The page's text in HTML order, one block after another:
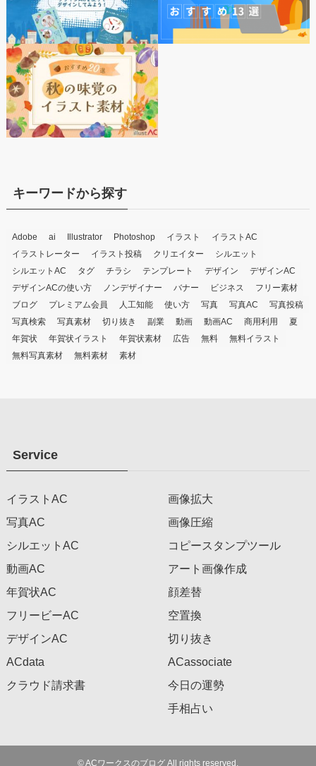
キーワードから探す
Adobe ai Illustrator Photoshop イラスト
イラストAC
イラストレーター
イラスト投稿 クリエイター
シルエット
シルエットAC
タグ チラシ テンプレート デザイン
デザインAC
デザインACの使い方
ノンデザイナー バナー ビジネス
フリー素材
ブログ
プレミアム会員 人工知能 使い方 写真 写真AC
写真投稿
写真検索
写真素材 切り抜き 副業 動画 動画AC 商用利用
夏
年賀状
年賀状イラスト 年賀状素材 広告 無料
無料イラスト
無料写真素材
無料素材 素材
Service
イラストAC
写真AC
シルエットAC
動画AC
年賀状AC
フリービーAC
デザインAC
ACdata
クラウド請求書
画像拡大
画像圧縮
コピースタンプツール
アート画像作成
顔差替
空置換
切り抜き
ACassociate
今日の運勢
手相占い
©ACワークスのブログ All rights reserved.